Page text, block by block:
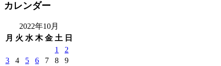
カレンダー
2022年10月
月 火 水 木 金 土 日
1
2
3
4 5 6 7 8
9